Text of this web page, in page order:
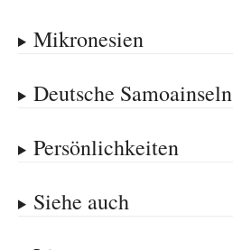
Mikronesien
Deutsche Samoainseln
Persönlichkeiten
Siehe auch